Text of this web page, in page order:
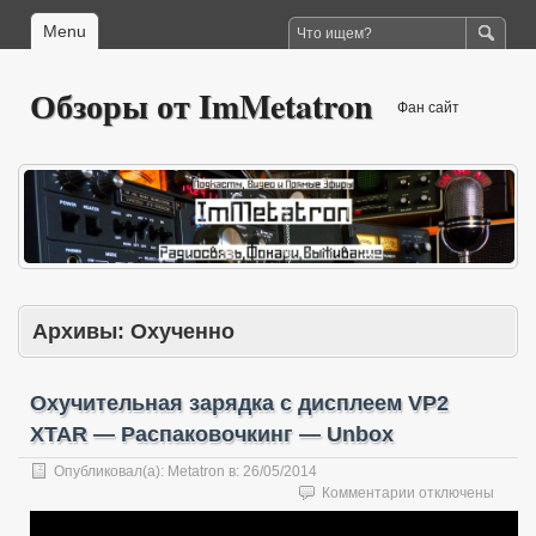
Menu
Обзоры от ImMetatron Фан сайт
Архивы: Охученно
Охучительная зарядка с дисплеем VP2
XTAR — Распаковочкинг — Unbox
Опубликовал(а): Metatron в: 26/05/2014
Комментарии к
записи
отключены